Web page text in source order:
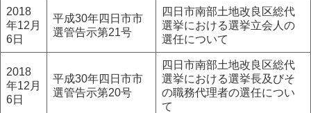
2018
年12月
6日
平成30年四日市市
選管告示第21号
四日市南部土地改良区総代
選挙における選挙立会人の
選任について
2018
年12月
6日
平成30年四日市市
選管告示第20号
四日市南部土地改良区総代
選挙における選挙長及びそ
の職務代理者の選任につい
て